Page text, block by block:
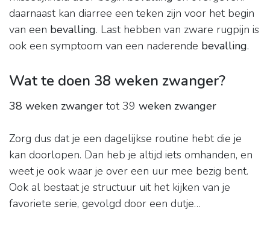
daarnaast kan diarree een teken zijn voor het begin
van een bevalling. Last hebben van zware rugpijn is
ook een symptoom van een naderende bevalling.
Wat te doen 38 weken zwanger?
38 weken zwanger tot 39 weken zwanger
Zorg dus dat je een dagelijkse routine hebt die je
kan doorlopen. Dan heb je altijd iets omhanden, en
weet je ook waar je over een uur mee bezig bent.
Ook al bestaat je structuur uit het kijken van je
favoriete serie, gevolgd door een dutje…